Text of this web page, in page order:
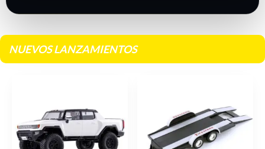
NUEVOS LANZAMIENTOS